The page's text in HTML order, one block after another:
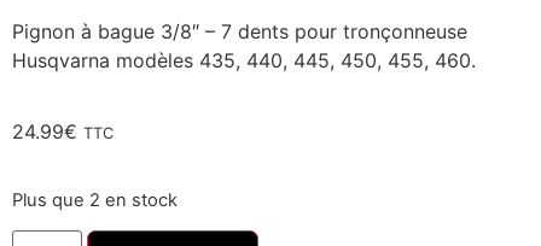
Pignon à bague 3/8″ – 7 dents pour tronçonneuse
Husqvarna modèles 435, 440, 445, 450, 455, 460.
24.99€ TTC
Plus que 2 en stock